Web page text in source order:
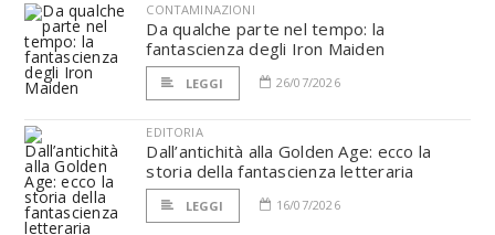
CONTAMINAZIONI
Da qualche parte nel tempo: la
fantascienza degli Iron Maiden
LEGGI 26/07/2026
EDITORIA
Dall’antichità alla Golden Age: ecco la
storia della fantascienza letteraria
LEGGI 16/07/2026